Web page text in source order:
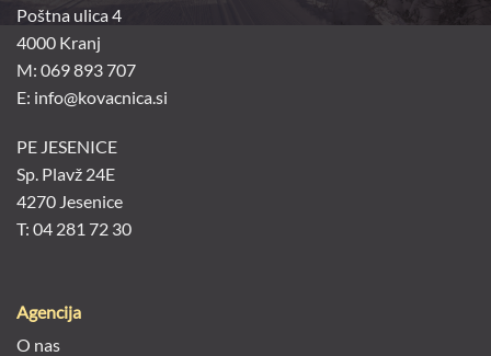
Poštna ulica 4
4000 Kranj
M: 069 893 707
E: info@kovacnica.si
PE JESENICE
Sp. Plavž 24E
4270 Jesenice
T: 04 281 72 30
Agencija
O nas